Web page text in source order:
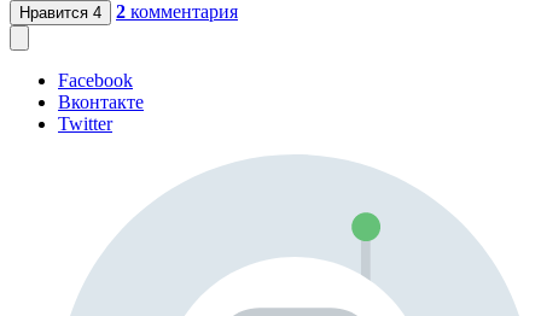
Нравится 4 2 комментария
Facebook
Вконтакте
Twitter